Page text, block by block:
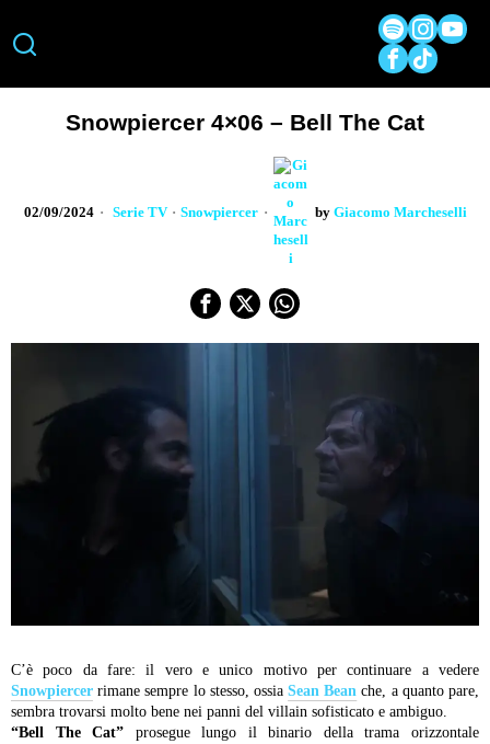
Snowpiercer 4×06 – Bell The Cat
02/09/2024 Serie TV · Snowpiercer by Giacomo Marcheselli
C’è poco da fare: il vero e unico motivo per continuare a vedere
Snowpiercer rimane sempre lo stesso, ossiaSean Bean che, a quanto pare,
sembra trovarsi molto bene nei panni del villain sofisticato e ambiguo.
“Bell The Cat” prosegue lungo il binario della trama orizzontale